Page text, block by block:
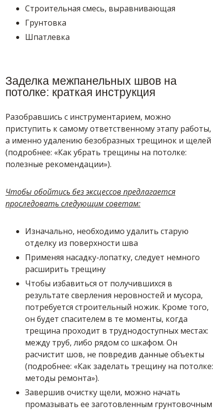
Строительная смесь, выравнивающая
Грунтовка
Шпатлевка
Заделка межпанельных швов на
потолке: краткая инструкция
Разобравшись с инструментарием, можно
приступить к самому ответственному этапу работы,
а именно удалению безобразных трещинок и щелей
(подробнее: «Как убрать трещины на потолке:
полезные рекомендации»).
Чтобы обойтись без эксцессов предлагается
проследовать следующим советам:
Изначально, необходимо удалить старую
отделку из поверхности шва
Применяя насадку-лопатку, следует немного
расширить трещину
Чтобы избавиться от получившихся в
результате сверления неровностей и мусора,
потребуется строительный ножик. Кроме того,
он будет спасителем в те моменты, когда
трещина проходит в труднодоступных местах:
между труб, либо рядом со шкафом. Он
расчистит шов, не повредив данные объекты
(подробнее: «Как заделать трещину на потолке:
методы ремонта»).
Завершив очистку щели, можно начать
промазывать ее заготовленным грунтовочным